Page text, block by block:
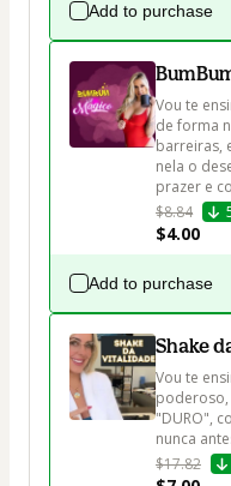
Add to purchase
Vou te
de forma
barreiras,
nela o
prazer e
$8.84
$4.00
Add to purchase
Shake
Vou te
poderoso,
"DURO",
nunca
$17.82